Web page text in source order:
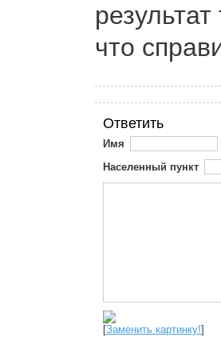
что
Ответить
Имя
Населенный пункт
[Заменить картинку!]